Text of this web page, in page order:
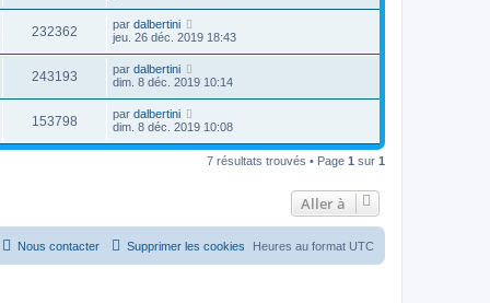
232362 par dalbertini
jeu. 26 déc. 2019 18:43
243193 par dalbertini
dim. 8 déc. 2019 10:14
153798 par dalbertini
dim. 8 déc. 2019 10:08
7 résultats trouvés • Page 1 sur 1
Aller à
Heures au format UTC
Supprimer les cookies
Nous contacter